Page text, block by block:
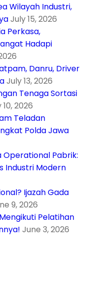
Wilayah Industri,
July 15, 2026
Perkasa,
Hadapi
Danru, Driver
July 13, 2026
Tenaga Sortasi
10, 2026
Teladan
Polda Jawa
Operational Pabrik:
Industri Modern
Ijazah Gada
9, 2026
Pelatihan
June 3, 2026